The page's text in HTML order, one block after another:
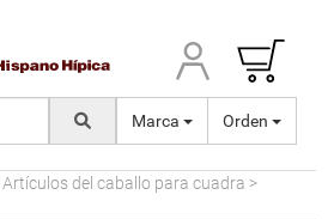
Marca Orden
Artículos del caballo para cuadra >